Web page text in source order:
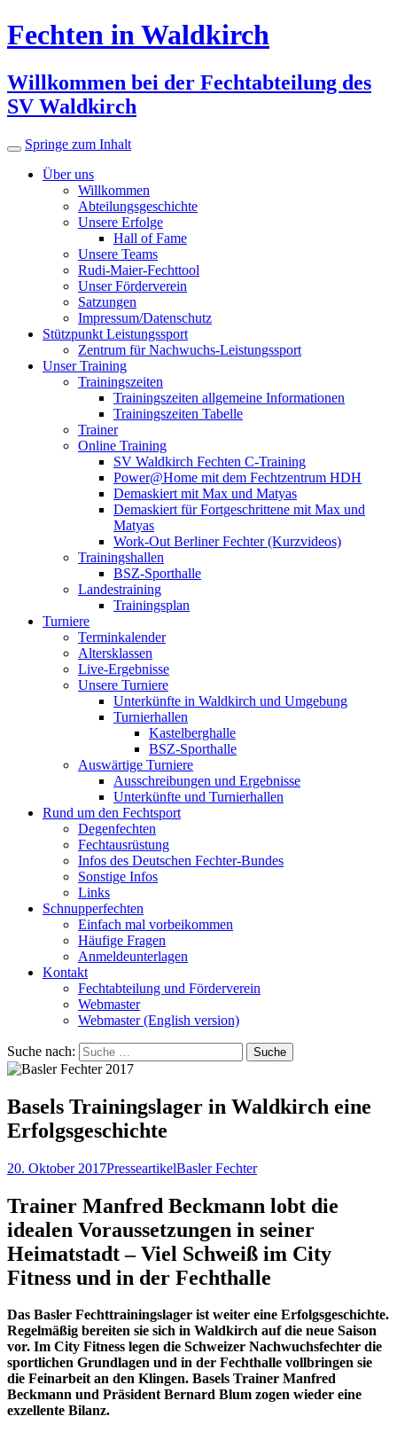
Fechten in Waldkirch
Willkommen bei der Fechtabteilung des
SV Waldkirch
Springe zum Inhalt
Über uns
Willkommen
Abteilungsgeschichte
Unsere Erfolge
Hall of Fame
Unsere Teams
Rudi-Maier-Fechttool
Unser Förderverein
Satzungen
Impressum/Datenschutz
Stützpunkt Leistungssport
Zentrum für Nachwuchs-Leistungssport
Unser Training
Trainingszeiten
Trainingszeiten allgemeine Informationen
Trainingszeiten Tabelle
Trainer
Online Training
SV Waldkirch Fechten C-Training
Power@Home mit dem Fechtzentrum HDH
Demaskiert mit Max und Matyas
Demaskiert für Fortgeschrittene mit Max und
Matyas
Work-Out Berliner Fechter (Kurzvideos)
Trainingshallen
BSZ-Sporthalle
Landestraining
Trainingsplan
Turniere
Terminkalender
Altersklassen
Live-Ergebnisse
Unsere Turniere
Unterkünfte in Waldkirch und Umgebung
Turnierhallen
Kastelberghalle
BSZ-Sporthalle
Auswärtige Turniere
Ausschreibungen und Ergebnisse
Unterkünfte und Turnierhallen
Rund um den Fechtsport
Degenfechten
Fechtausrüstung
Infos des Deutschen Fechter-Bundes
Sonstige Infos
Links
Schnupperfechten
Einfach mal vorbeikommen
Häufige Fragen
Anmeldeunterlagen
Kontakt
Fechtabteilung und Förderverein
Webmaster
Webmaster (English version)
Suche nach:
Basels Trainingslager in Waldkirch eine
Erfolgsgeschichte
20. Oktober 2017PresseartikelBasler Fechter
Trainer Manfred Beckmann lobt die
idealen Voraussetzungen in seiner
Heimatstadt – Viel Schweiß im City
Fitness und in der Fechthalle
Das Basler Fechttrainingslager ist weiter eine Erfolgsgeschichte.
Regelmäßig bereiten sie sich in Waldkirch auf die neue Saison
vor. Im City Fitness legen die Schweizer Nachwuchsfechter die
sportlichen Grundlagen und in der Fechthalle vollbringen sie
die Feinarbeit an den Klingen. Basels Trainer Manfred
Beckmann und Präsident Bernard Blum zogen wieder eine
exzellente Bilanz.